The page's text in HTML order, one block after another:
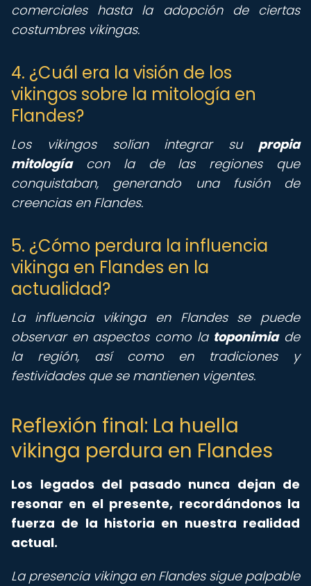
comerciales hasta la adopción de ciertas
costumbres vikingas.
4. ¿Cuál era la visión de los
vikingos sobre la mitología en
Flandes?
Los vikingos solían integrar su propia
mitologíacon la de las regiones que
conquistaban, generando una fusión de
creencias en Flandes.
5. ¿Cómo perdura la influencia
vikinga en Flandes en la
actualidad?
La influencia vikinga en Flandes se puede
observar en aspectos como la toponimiade
la región, así como en tradiciones y
festividades que se mantienen vigentes.
Reflexión final: La huella
vikinga perdura en Flandes
Los legados del pasado nunca dejan de
resonar en el presente, recordándonos la
fuerza de la historia en nuestra realidad
actual.
La presencia vikinga en Flandes sigue palpable